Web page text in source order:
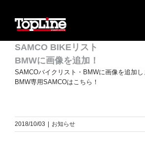
SAMCO BIKEリスト
BMWに画像を追加！
SAMCOバイクリスト・BMWに画像を追加し
BMW専用SAMCOはこちら ！
2018/10/03 お知らせ